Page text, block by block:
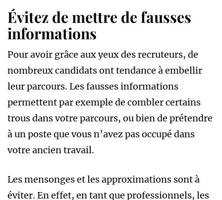
Évitez de mettre de fausses
informations
Pour avoir grâce aux yeux des recruteurs, de
nombreux candidats ont tendance à embellir
leur parcours. Les fausses informations
permettent par exemple de combler certains
trous dans votre parcours, ou bien de prétendre
à un poste que vous n’avez pas occupé dans
votre ancien travail.
Les mensonges et les approximations sont à
éviter. En effet, en tant que professionnels, les